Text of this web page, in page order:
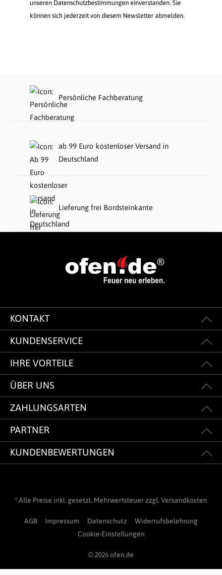
unseren Datenschutzbestimmungen einverstanden. Sie
können sich jederzeit von diesem Newsletter abmelden.
Persönliche Fachberatung
ab 99 Euro kostenloser Versand in
Deutschland
Lieferung frei Bordsteinkante
KONTAKT
KUNDENSERVICE
IHRE VORTEILE
ÜBER UNS
ZAHLUNGSARTEN
PARTNER
KUNDENBEWERTUNGEN
* Alle Preise inkl. gesetzl. Mehrwertsteuer zzgl. Versandkosten
AGB Impressum Datenschutz
Widerrufsbelehrung
Cookie-Einstellungen
© 2026 ofen.de